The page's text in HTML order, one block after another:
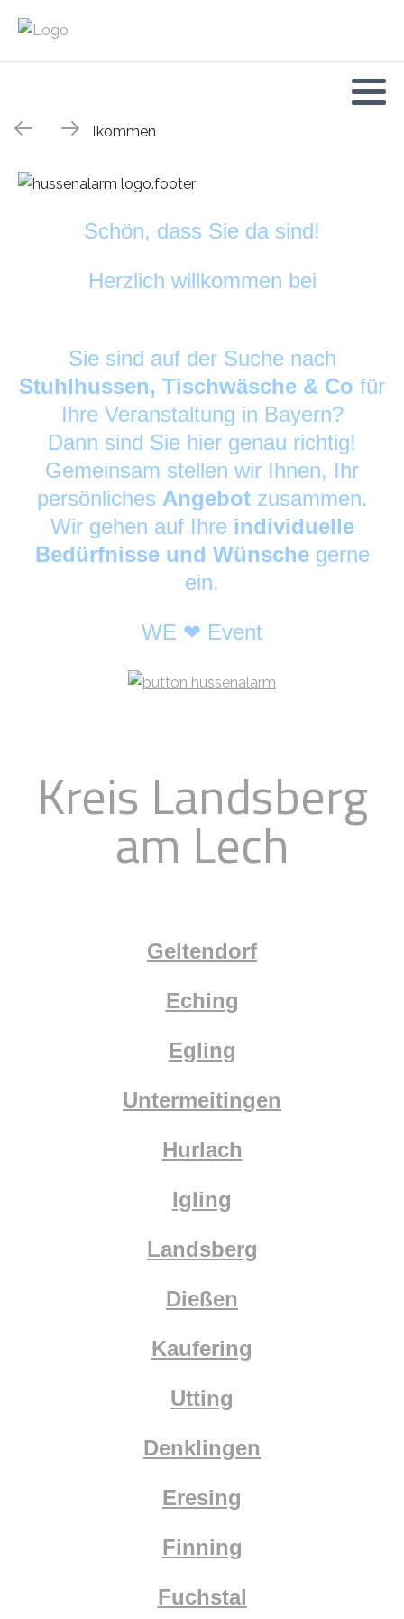
Schön, dass Sie da sind!
Herzlich willkommen bei
Sie sind auf der Suche nach
Stuhlhussen, Tischwäsche & Co für
Ihre Veranstaltung in Bayern?
Dann sind Sie hier genau richtig!
Gemeinsam stellen wir Ihnen, Ihr
persönliches Angebot zusammen.
Wir gehen auf Ihre individuelle
Bedürfnisse und Wünschegerne
ein.
WE ❤ Event
Kreis Landsberg
am Lech
Geltendorf
Eching
Egling
Untermeitingen
Hurlach
Igling
Landsberg
Dießen
Kaufering
Utting
Denklingen
Eresing
Finning
Fuchstal